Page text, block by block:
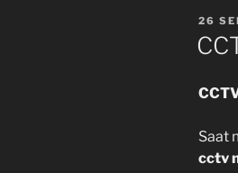
ON
26
Saat
cctv